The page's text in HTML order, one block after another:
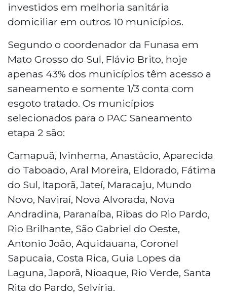
investidos em melhoria sanitária
domiciliar em outros 10 municípios.
Segundo o coordenador da Funasa em
Mato Grosso do Sul, Flávio Brito, hoje
apenas 43% dos municípios têm acesso a
saneamento e somente 1/3 conta com
esgoto tratado. Os municípios
selecionados para o PAC Saneamento
etapa 2 são:
Camapuã, Ivinhema, Anastácio, Aparecida
do Taboado, Aral Moreira, Eldorado, Fátima
do Sul, Itaporã, Jateí, Maracaju, Mundo
Novo, Naviraí, Nova Alvorada, Nova
Andradina, Paranaíba, Ribas do Rio Pardo,
Rio Brilhante, São Gabriel do Oeste,
Antonio João, Aquidauana, Coronel
Sapucaia, Costa Rica, Guia Lopes da
Laguna, Japorã, Nioaque, Rio Verde, Santa
Rita do Pardo, Selvíria.